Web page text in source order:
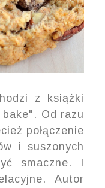
z książki
Od razu
cież połączenie
i suszonych
smaczne.
I
Autor